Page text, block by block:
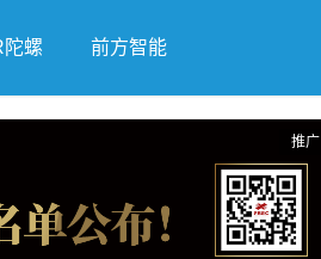
陀螺 前方智能
推广